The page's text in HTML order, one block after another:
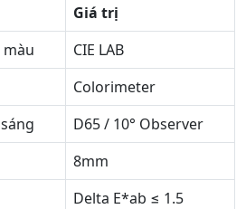
Giá trị
màu
CIE LAB
Colorimeter
D65 / 10° Observer
8mm
Delta E*ab ≤ 1.5